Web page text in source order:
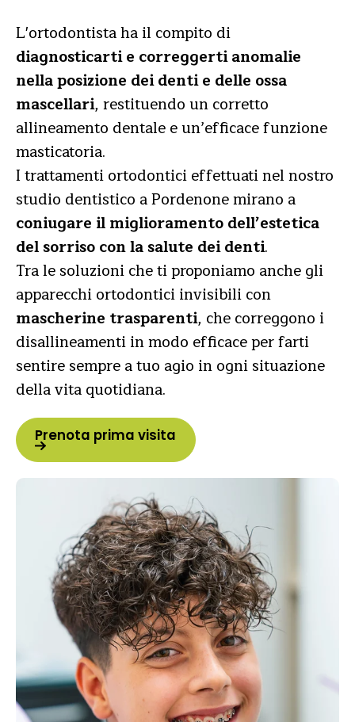
L'ortodontista ha il compito di
diagnosticarti e correggerti anomalie
nella posizione dei denti e delle ossa
mascellari, restituendo un corretto
allineamento dentale e un’efficace funzione
masticatoria.
I trattamenti ortodontici effettuati nel nostro
studio dentistico a Pordenone mirano a
coniugare il miglioramento dell’estetica
del sorriso con la salute dei denti.
Tra le soluzioni che ti proponiamo anche gli
apparecchi ortodontici invisibili con
mascherine trasparenti, che correggono i
disallineamenti in modo efficace per farti
sentire sempre a tuo agio in ogni situazione
della vita quotidiana.
Prenota prima visita